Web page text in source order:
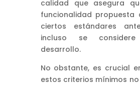
calidad que asegura
funcionalidad propuesta
ciertos estándares
incluso se
desarrollo.
No obstante, es crucial
estos criterios mínimos